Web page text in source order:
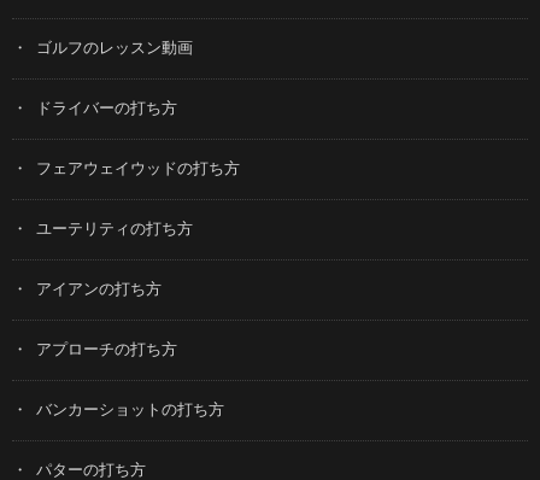
ゴルフのレッスン動画
ドライバーの打ち方
フェアウェイウッドの打ち方
ユーテリティの打ち方
アイアンの打ち方
アプローチの打ち方
バンカーショットの打ち方
パターの打ち方